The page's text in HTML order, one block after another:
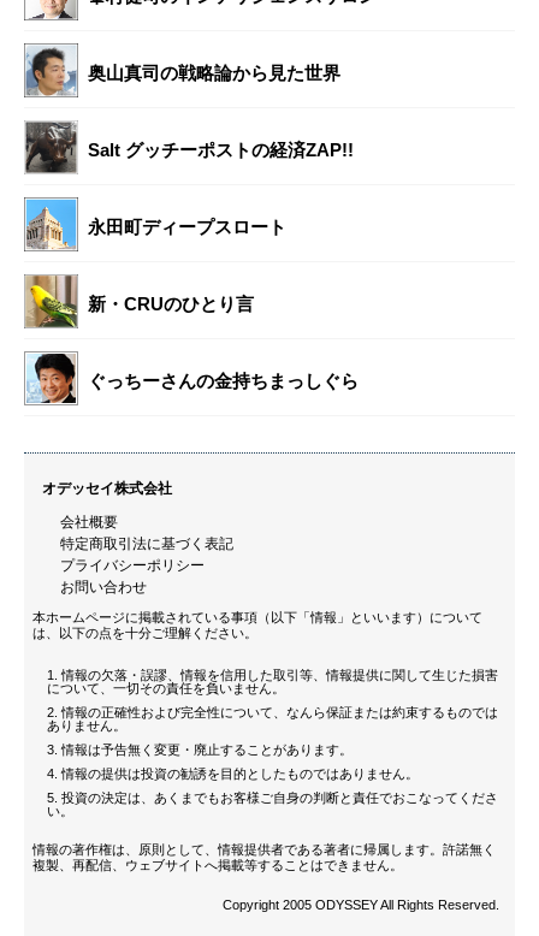
奥山真司の戦略論から見た世界
Salt グッチーポストの経済ZAP!!
永田町ディープスロート
新・CRUのひとり言
ぐっちーさんの金持ちまっしぐら
オデッセイ株式会社
会社概要
特定商取引法に基づく表記
プライバシーポリシー
お問い合わせ
本ホームページに掲載されている事項（以下「情報」といいます）について
は、以下の点を十分ご理解ください。
情報の欠落・誤謬、情報を信用した取引等、情報提供に関して生じた損害
について、一切その責任を負いません。
情報の正確性および完全性について、なんら保証または約束するものでは
ありません。
情報は予告無く変更・廃止することがあります。
情報の提供は投資の勧誘を目的としたものではありません。
投資の決定は、あくまでもお客様ご自身の判断と責任でおこなってくださ
い。
情報の著作権は、原則として、情報提供者である著者に帰属します。許諾無く
複製、再配信、ウェブサイトへ掲載等することはできません。
Copyright 2005 ODYSSEY All Rights Reserved.